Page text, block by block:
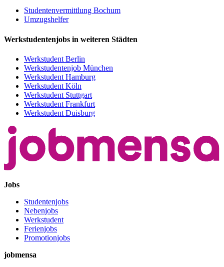
Studentenvermittlung Bochum
Umzugshelfer
Werkstudentenjobs in weiteren Städten
Werkstudent Berlin
Werkstudentenjob München
Werkstudent Hamburg
Werkstudent Köln
Werkstudent Stuttgart
Werkstudent Frankfurt
Werkstudent Duisburg
Jobs
Studentenjobs
Nebenjobs
Werkstudent
Ferienjobs
Promotionjobs
jobmensa